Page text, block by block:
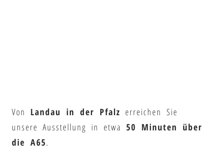
Von Landau in der Pfalz erreichen Sie
unsere Ausstellung in etwa 50 Minuten über
die A65.